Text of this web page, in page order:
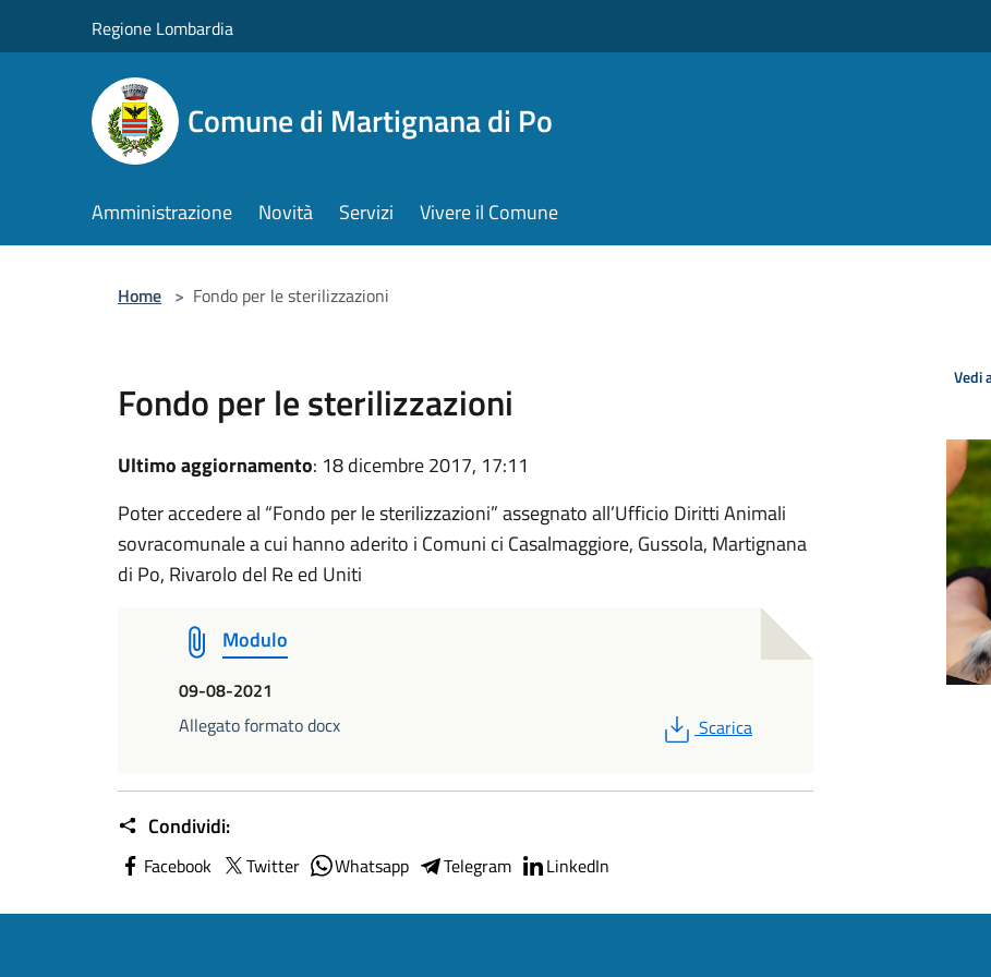
Regione Lombardia
Comune di Martignana di Po
Amministrazione Novità Servizi Vivere il Comune
Home > Fondo per le sterilizzazioni
Fondo per le sterilizzazioni
Ultimo aggiornamento: 18 dicembre 2017, 17:11
Poter accedere al “Fondo per le sterilizzazioni” assegnato all’Ufficio Diritti Animali
sovracomunale a cui hanno aderito i Comuni ci Casalmaggiore, Gussola, Martignana
di Po, Rivarolo del Re ed Uniti
Modulo
09-08-2021
Allegato formato docx
PDF
Scarica
Condividi:
Facebook Twitter Whatsapp Telegram LinkedIn
Vedi